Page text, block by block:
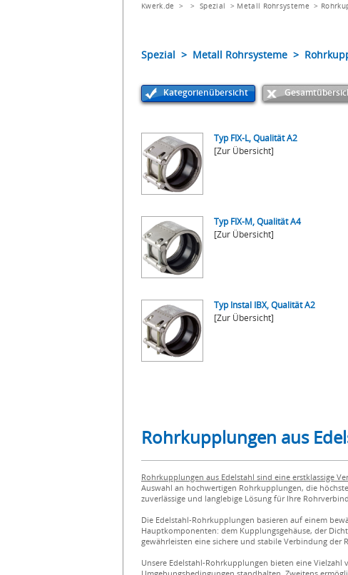
Kwerk.de > >Spezial > Metall Rohrsysteme >
Spezial > Metall Rohrsysteme >
Kategorienübersicht
Typ FIX-L, Qualität A2
[Zur Übersicht]
Typ FIX-M, Qualität A4
[Zur Übersicht]
Typ Instal IBX, Qualität A2
[Zur Übersicht]
Rohrkupplungen aus
Rohrkupplungen aus Edelstahl sind eine erstklassige
Auswahl an hochwertigen Rohrkupplungen, die
zuverlässige und langlebige Lösung für Ihre
Die Edelstahl-Rohrkupplungen basieren auf einem
Hauptkomponenten: dem Kupplungsgehäuse, der
gewährleisten eine sichere und stabile Verbindung der
Unsere Edelstahl-Rohrkupplungen bieten eine